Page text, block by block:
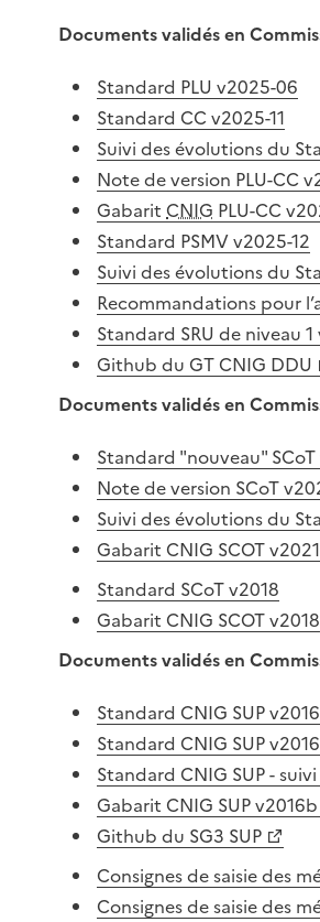
Documents validés en
Standard PLU v2025-06
Standard CC v2025-11
Suivi des évolutions du
Note de version PLU-CC
Gabarit CNIG PLU-CC
Standard PSMV v2025-12
Suivi des évolutions du
Recommandations pour
Standard SRU de niveau
Github du GT CNIG DDU
Documents validés en
Standard "nouveau"
Note de version SCoT
Suivi des évolutions du
Gabarit CNIG SCOT
Standard SCoT v2018
Gabarit CNIG SCOT v2018
Documents validés en
Standard CNIG SUP
Standard CNIG SUP
Standard CNIG SUP -
Gabarit CNIG SUP
Github du SG3 SUP
Consignes de saisie des
Consignes de saisie des